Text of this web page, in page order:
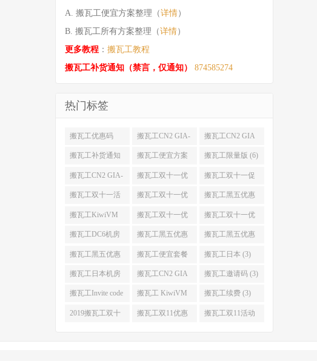
A. 搬瓦工便宜方案整理（详情）
B. 搬瓦工所有方案整理（详情）
更多教程 ： 搬瓦工教程
搬瓦工补货通知（禁言，仅通知）
874585274
热门标签
搬瓦工优惠码
(11)
搬瓦工CN2 GIA-
E (10)
搬瓦工CN2 GIA
(9)
搬瓦工补货通知
(8)
搬瓦工便宜方案
(7)
搬瓦工限量版 (6)
搬瓦工CN2 GIA-
E限量版 (6)
搬瓦工双十一优
惠 (5)
搬瓦工双十一促
销 (5)
搬瓦工双十一活
动 (5)
搬瓦工双十一优
惠是什么 (5)
搬瓦工黑五优惠
(5)
搬瓦工KiwiVM
控制面板教程 (4)
搬瓦工双十一优
惠什么时候开始
(4)
搬瓦工双十一优
惠码 (4)
搬瓦工DC6机房
(4)
搬瓦工黑五优惠
是什么 (4)
搬瓦工黑五优惠
什么时候开始 (4)
搬瓦工黑五优惠
有搬瓦工CN2
GIA吗 (4)
搬瓦工便宜套餐
(3)
搬瓦工日本 (3)
搬瓦工日本机房
(3)
搬瓦工CN2 GIA
限量版 (3)
搬瓦工邀请码 (3)
搬瓦工Invite code
(3)
搬瓦工 KiwiVM
Control Panel (3)
搬瓦工续费 (3)
2019搬瓦工双十 搬瓦工双11优惠 搬瓦工双11活动